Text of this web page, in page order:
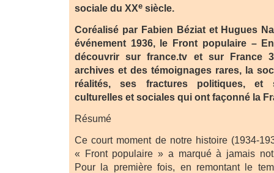
sociale du XXe siècle.
Coréalisé par Fabien Béziat et Hugues
événement 1936, le Front populaire –
découvrir sur france.tv et sur France
archives et des témoignages rares, la
réalités, ses fractures politiques, et
culturelles et sociales qui ont façonné la
Résumé
Ce court moment de notre histoire (1934-
« Front populaire » a marqué à jamais
Pour la première fois, en remontant le